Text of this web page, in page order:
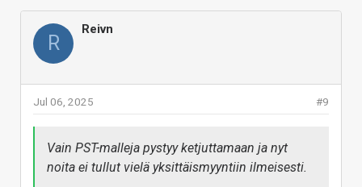
R
Reivn
#9
Jul 06, 2025
Vain PST-malleja pystyy ketjuttamaan ja nyt
noita ei tullut vielä yksittäismyyntiin ilmeisesti.